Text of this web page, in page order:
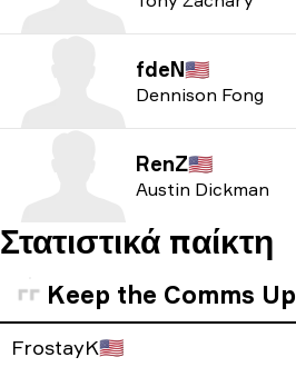
fdeN🇺🇸
Dennison Fong
RenZ🇺🇸
Austin Dickman
Στατιστικά παίκτη
Keep the Comms Up
FrostayK🇺🇸